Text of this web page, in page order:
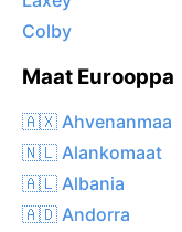
Colby
Maat Eurooppa
🇦🇽 Ahvenanmaa
🇳🇱 Alankomaat
🇦🇱 Albania
🇦🇩 Andorra